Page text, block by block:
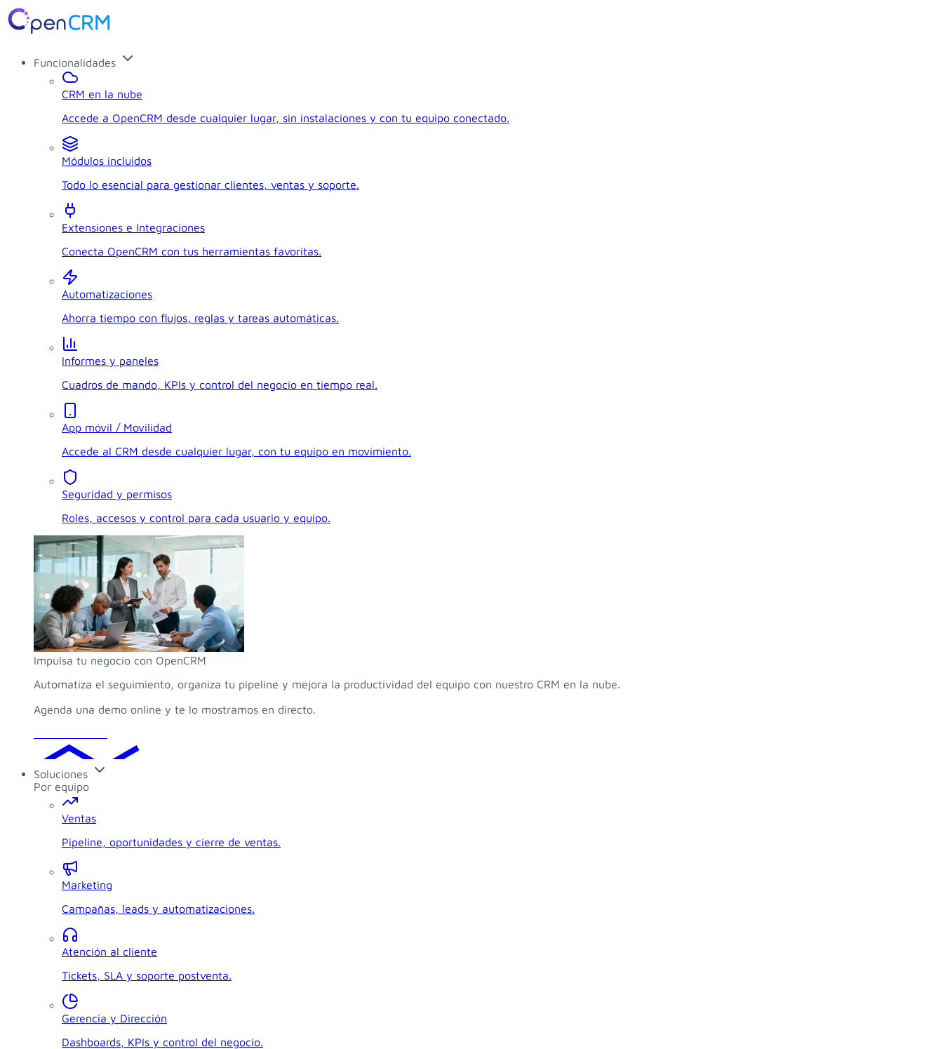
Funcionalidades
CRM en la nube
Accede a OpenCRM desde cualquier lugar, sin instalaciones y con tu equipo conectado.
Módulos incluidos
Todo lo esencial para gestionar clientes, ventas y soporte.
Extensiones e Integraciones
Conecta OpenCRM con tus herramientas favoritas.
Automatizaciones
Ahorra tiempo con flujos, reglas y tareas automáticas.
Informes y paneles
Cuadros de mando, KPIs y control del negocio en tiempo real.
App móvil / Movilidad
Accede al CRM desde cualquier lugar, con tu equipo en movimiento.
Seguridad y permisos
Roles, accesos y control para cada usuario y equipo.
Impulsa tu negocio con OpenCRM
Automatiza el seguimiento, organiza tu pipeline y mejora la productividad del equipo con nuestro CRM en la nube.
Agenda una demo online y te lo mostramos en directo.
Soluciones
Por equipo
Ventas
Pipeline, oportunidades y cierre de ventas.
Marketing
Campañas, leads y automatizaciones.
Atención al cliente
Tickets, SLA y soporte postventa.
Gerencia y Dirección
Dashboards, KPIs y control del negocio.